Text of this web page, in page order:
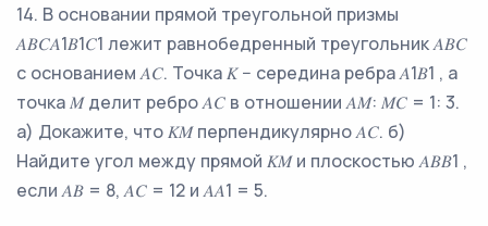
14. В основании прямой треугольной призмы
𝐴𝐵𝐶𝐴1𝐵1𝐶1 лежит равнобедренный треугольник 𝐴𝐵𝐶
с основанием 𝐴𝐶. Точка 𝐾 − середина ребра 𝐴1𝐵1 , а
точка 𝑀 делит ребро 𝐴𝐶 в отношении 𝐴𝑀: 𝑀𝐶 = 1: 3.
а) Докажите, что 𝐾𝑀 перпендикулярно 𝐴𝐶. б)
Найдите угол между прямой 𝐾𝑀 и плоскостью 𝐴𝐵𝐵1 ,
если 𝐴𝐵 = 8, 𝐴𝐶 = 12 и 𝐴𝐴1 = 5.